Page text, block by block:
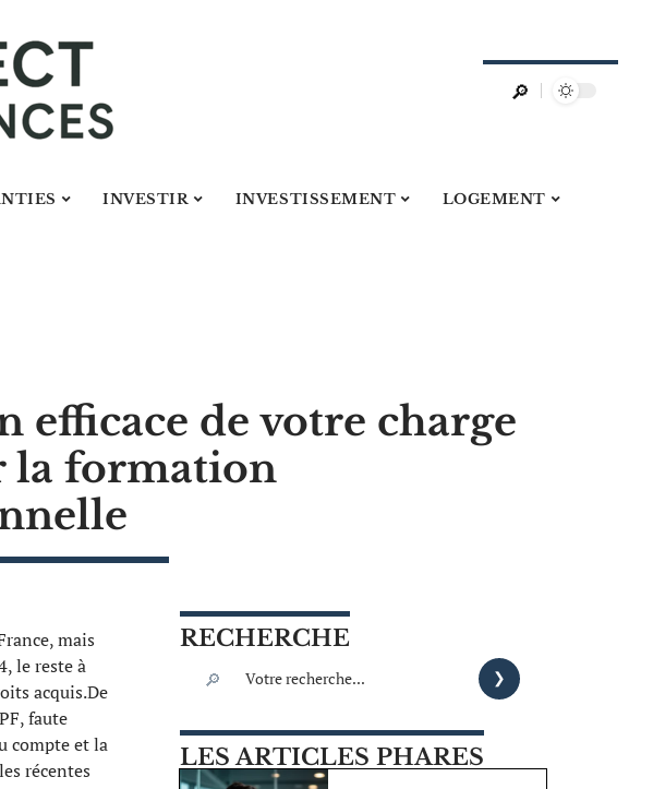
INVESTIR INVESTISSEMENT LOGEMENT
efficace de votre charge
la formation
mais
le reste à
acquis.De
faute
compte et la
récentes
RECHERCHE
LES ARTICLES PHARES